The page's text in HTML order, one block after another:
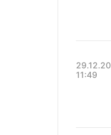
11:49